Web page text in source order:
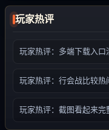
玩家热评
玩家热评：多端下载入口
玩家热评：行会战比较热
玩家热评：截图看起来完